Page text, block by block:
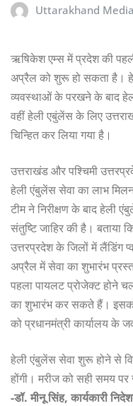
Uttarakhand Media
ऋषिकेश एम्स में प्रदेश की
अप्रैल को शुरू हो सकता है।
व्यवस्थाओं के परखने के बाद
वहीं हेली एबुंलेंस के लिए
चिन्हित कर लिया गया है।
उत्तराखंड और पश्चिमी
हेली एंबुलेंस सेवा का लाभ
टीम ने निरीक्षण के बाद हेली
संतुष्टि जाहिर की है।
उत्तरप्रदेश के जिलों में लैंडिंग
अप्रैल में सेवा का शुभारंभ
पहला पायलट प्रोजेक्ट होने
का शुभारंभ कर सकते हैं।
को प्रधानमंत्री कार्यालय के
हेली एंबुलेंस सेवा शुरू होने से
होंगी। मरीज को सही समय पर
-डॉ. मीनू सिंह, कार्यकारी